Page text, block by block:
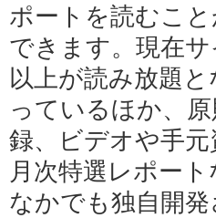
ポートを読むこ
できます。現在
以上が読み放題と
っているほか、
録、ビデオや手元
月次特選レポー
なかでも独自開